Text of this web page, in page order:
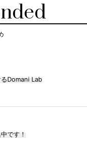
るDomani Lab
です！